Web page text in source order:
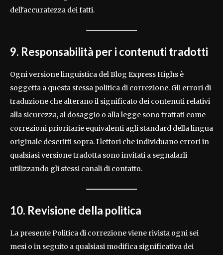
dell'accuratezza dei fatti.
9. Responsabilità per i contenuti tradotti
Ogni versione linguistica del Blog Express Highs è
soggetta a questa stessa politica di correzione. Gli errori di
traduzione che alterano il significato dei contenuti relativi
alla sicurezza, al dosaggio o alla legge sono trattati come
correzioni prioritarie equivalenti agli standard della lingua
originale descritti sopra. I lettori che individuano errori in
qualsiasi versione tradotta sono invitati a segnalarli
utilizzando gli stessi canali di contatto.
10. Revisione della politica
La presente Politica di correzione viene rivista ogni sei
mesi o in seguito a qualsiasi modifica significativa dei